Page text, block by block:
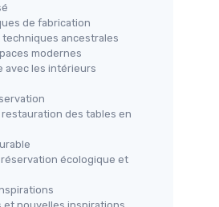
de fabrication
ancestrales
modernes
avec les intérieurs
des tables en
écologique et